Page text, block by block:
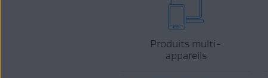
Produits multi-
appareils